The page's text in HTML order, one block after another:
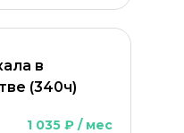
в
(340ч)
1 035 ₽ / мес